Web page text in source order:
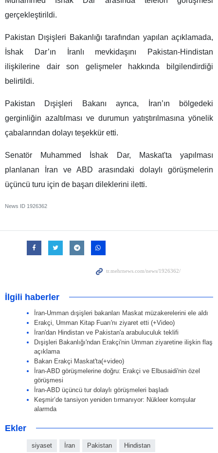
gerçekleştirildi.
Pakistan Dışişleri Bakanlığı tarafından yapılan açıklamada,
İshak Dar’ın İranlı mevkidaşını Pakistan-Hindistan
ilişkilerine dair son gelişmeler hakkında bilgilendirdiği
belirtildi.
Pakistan Dışişleri Bakanı ayrıca, İran’ın bölgedeki
gerginliğin azaltılması ve durumun yatıştırılmasına yönelik
çabalarından dolayı teşekkür etti.
Senatör Muhammed İshak Dar, Maskat'ta yapılması
planlanan İran ve ABD arasındaki dolaylı görüşmelerin
üçüncü turu için de başarı dileklerini iletti.
News ID 1926362
İlgili haberler
İran-Umman dışişleri bakanları Maskat müzakerelerini ele aldı
Erakçi, Umman Kitap Fuarı'nı ziyaret etti (+Video)
İran'dan Hindistan ve Pakistan'a arabuluculuk teklifi
Dışişleri Bakanlığı'ndan Erakçi'nin Umman ziyaretine ilişkin flaş
açıklama
Bakan Erakçi Maskat'ta(+video)
İran-ABD görüşmelerine doğru: Erakçi ve Elbusaidi'nin özel
görüşmesi
İran-ABD üçüncü tur dolaylı görüşmeleri başladı
Keşmir’de tansiyon yeniden tırmanıyor: Nükleer komşular
alarmda
Ekler
siyaset İran Pakistan Hindistan